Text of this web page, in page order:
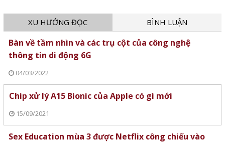
XU HƯỚNG ĐỌC BÌNH LUẬN
Bàn về tầm nhìn và các trụ cột của công nghệ
thông tin di động 6G
04/03/2022
Chip xử lý A15 Bionic của Apple có gì mới
15/09/2021
Sex Education mùa 3 được Netflix công chiếu vào